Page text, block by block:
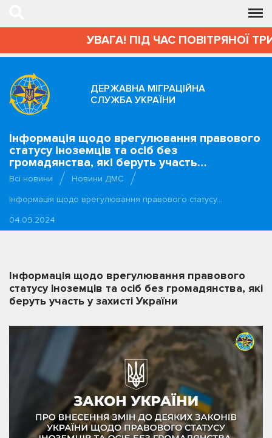
УВАГА! ПІД ЧАС ПОВІТРЯНОЇ
ДЕРЖАВНА МІГРАЦІЙНА
СЛУЖБА УКРАЇНИ
Інформація щодо врегулювання правового
статусу іноземців та осіб без
громадянства, які беруть участь…
Всі новини
Новини ДМС
Інформація щодо врегулювання правового статусу…
04.09.2024
Інформація щодо врегулювання правового
статусу іноземців та осіб без громадянства, які
беруть участь у захисті України